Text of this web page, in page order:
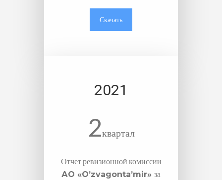
Скачать
2021
2квартал
Отчет ревизионной комиссии
АО «O’zvagonta’mir» за